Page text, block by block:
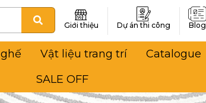
Giới thiệu Dự án thi công Blog
Vật liệu trang trí Catalogue
SALE OFF